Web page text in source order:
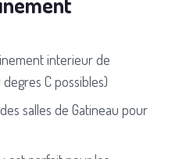
interieur de
C possibles)
salles de Gatineau pour